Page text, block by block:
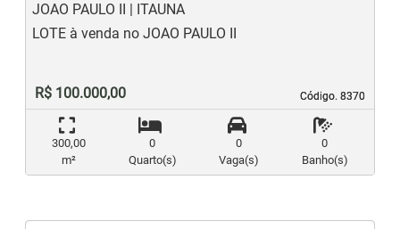
JOAO PAULO II | ITAUNA
Código. 8370
Código. 8370
LOTE à venda no JOAO PAULO II
R$ 100.000,00
300,00
m²
0
Quarto(s)
0
Vaga(s)
0
Banho(s)